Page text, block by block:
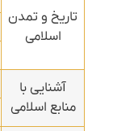
تاریخ و تمدن
اسلامی
آشنایی با
منابع اسلامی